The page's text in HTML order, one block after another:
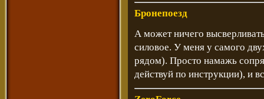
Бронепоезд
А может ничего
силовое. У меня у самого
рядом). Просто намажь
действуй по инструкции), и